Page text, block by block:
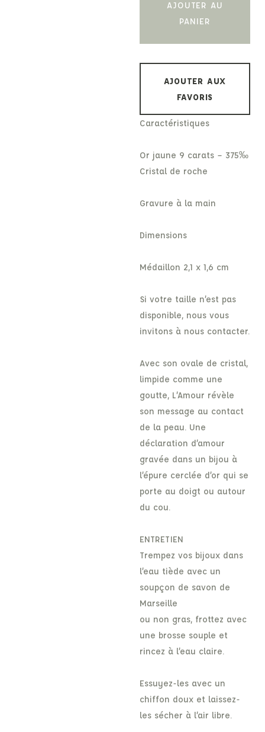
AJOUTER AU
PANIER
AJOUTER AUX
FAVORIS
Caractéristiques
Or jaune 9 carats – 375‰
Cristal de roche
Gravure à la main
Dimensions
Médaillon 2,1 x 1,6 cm
Si votre taille n’est pas
disponible, nous vous
invitons à nous contacter.
Avec son ovale de cristal,
limpide comme une
goutte, L’Amour révèle
son message au contact
de la peau. Une
déclaration d’amour
gravée dans un bijou à
l’épure cerclée d’or qui se
porte au doigt ou autour
du cou.
ENTRETIEN
Trempez vos bijoux dans
l’eau tiède avec un
soupçon de savon de
Marseille
ou non gras, frottez avec
une brosse souple et
rincez à l’eau claire.
Essuyez-les avec un
chiffon doux et laissez-
les sécher à l’air libre.